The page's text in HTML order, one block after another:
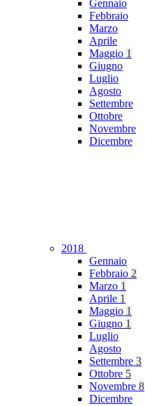
Gennaio
Febbraio
Marzo
Aprile
Maggio 1
Giugno
Luglio
Agosto
Settembre
Ottobre
Novembre
Dicembre
2018
Gennaio
Febbraio 2
Marzo 1
Aprile 1
Maggio 1
Giugno 1
Luglio
Agosto
Settembre 3
Ottobre 5
Novembre 8
Dicembre